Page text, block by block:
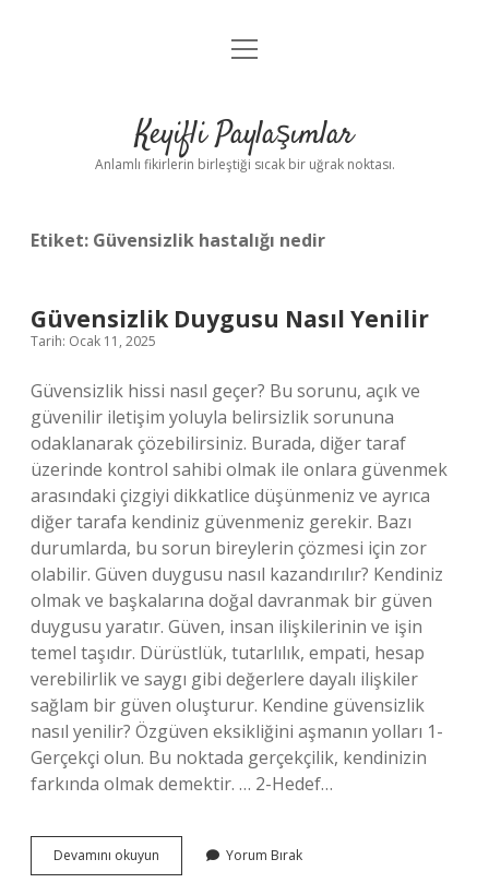
Anasayfa
Yasal Uyarı
menüyü
Keyifli Paylaşımlar
Anlamlı fikirlerin birleştiği sıcak bir uğrak noktası.
Etiket: Güvensizlik hastalığı nedir
Güvensizlik Duygusu Nasıl Yenilir
Tarih: Ocak 11, 2025
Güvensizlik hissi nasıl geçer? Bu sorunu, açık ve
güvenilir iletişim yoluyla belirsizlik sorununa
odaklanarak çözebilirsiniz. Burada, diğer taraf
üzerinde kontrol sahibi olmak ile onlara güvenmek
arasındaki çizgiyi dikkatlice düşünmeniz ve ayrıca
diğer tarafa kendiniz güvenmeniz gerekir. Bazı
durumlarda, bu sorun bireylerin çözmesi için zor
olabilir. Güven duygusu nasıl kazandırılır? Kendiniz
olmak ve başkalarına doğal davranmak bir güven
duygusu yaratır. Güven, insan ilişkilerinin ve işin
temel taşıdır. Dürüstlük, tutarlılık, empati, hesap
verebilirlik ve saygı gibi değerlere dayalı ilişkiler
sağlam bir güven oluşturur. Kendine güvensizlik
nasıl yenilir? Özgüven eksikliğini aşmanın yolları 1-
Gerçekçi olun. Bu noktada gerçekçilik, kendinizin
farkında olmak demektir. … 2-Hedef…
Devamını okuyun Güvensizlik
Duygusu
Yorum Bırak